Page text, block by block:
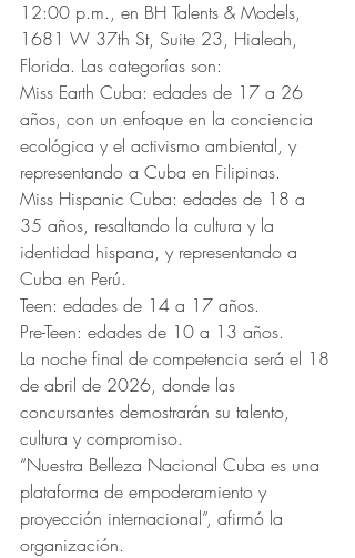
12:00 p.m., en BH Talents & Models,
1681 W 37th St, Suite 23, Hialeah,
Florida. Las categorías son:
Miss Earth Cuba: edades de 17 a 26
años, con un enfoque en la conciencia
ecológica y el activismo ambiental, y
representando a Cuba en Filipinas.
Miss Hispanic Cuba: edades de 18 a
35 años, resaltando la cultura y la
identidad hispana, y representando a
Cuba en Perú.
Teen: edades de 14 a 17 años.
Pre-Teen: edades de 10 a 13 años.
La noche final de competencia será el 18
de abril de 2026, donde las
concursantes demostrarán su talento,
cultura y compromiso.
“Nuestra Belleza Nacional Cuba es una
plataforma de empoderamiento y
proyección internacional”, afirmó la
organización.